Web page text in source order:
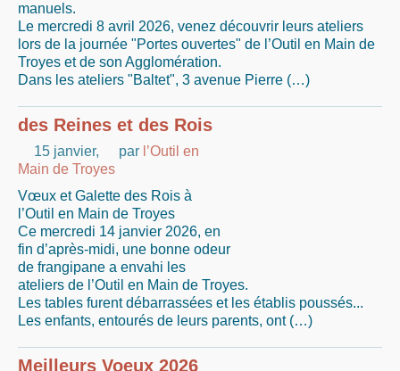
manuels.
Le mercredi 8 avril 2026, venez découvrir leurs ateliers
lors de la journée "Portes ouvertes" de l’Outil en Main de
Troyes et de son Agglomération.
Dans les ateliers "Baltet", 3 avenue Pierre (…)
des Reines et des Rois
15 janvier, par l’Outil en
Main de Troyes
Vœux et Galette des Rois à
l’Outil en Main de Troyes
Ce mercredi 14 janvier 2026, en
fin d’après-midi, une bonne odeur
de frangipane a envahi les
ateliers de l’Outil en Main de Troyes.
Les tables furent débarrassées et les établis poussés...
Les enfants, entourés de leurs parents, ont (…)
Meilleurs Voeux 2026